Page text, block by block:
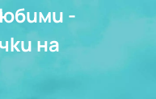
-
на